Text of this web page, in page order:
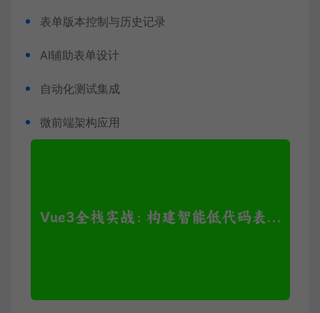
表单版本控制与历史记录
AI辅助表单设计
自动化测试集成
微前端架构应用